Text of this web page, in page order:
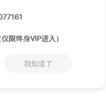
限终身VIP进入）
我知道了